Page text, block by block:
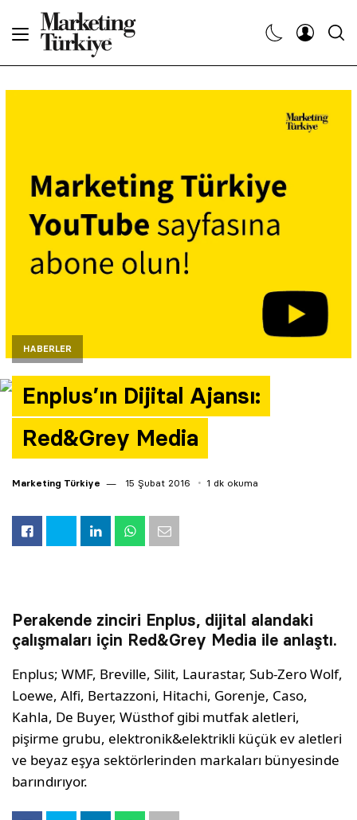
HABERLER
Enplus’ın Dijital Ajansı:
Red&Grey Media
Marketing Türkiye 15 Şubat 2016 1 dk okuma
Perakende zinciri Enplus, dijital alandaki
çalışmaları için Red&Grey Media ile anlaştı.
Enplus; WMF, Breville, Silit, Laurastar, Sub-Zero Wolf,
Loewe, Alfi, Bertazzoni, Hitachi, Gorenje, Caso,
Kahla, De Buyer, Wüsthof gibi mutfak aletleri,
pişirme grubu, elektronik&elektrikli küçük ev aletleri
ve beyaz eşya sektörlerinden markaları bünyesinde
barındırıyor.
Dergiler
Etkinlikler
Yazarlar
Araştırma